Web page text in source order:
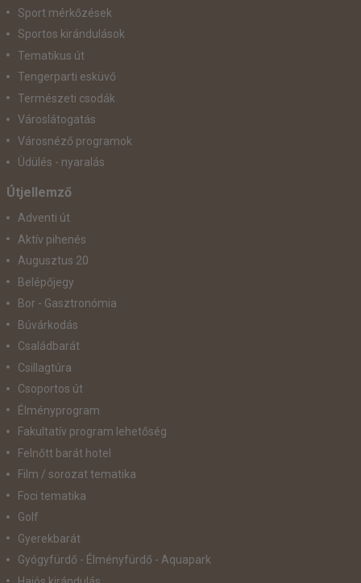
Sport mérkőzések
Sportos kirándulások
Tematikus út
Tengerparti esküvő
Természeti csodák
Városlátogatás
Városnéző programok
Üdülés - nyaralás
Útjellemző
Adventi út
Aktív pihenés
Augusztus 20
Belépőjegy
Bor - Gasztronómia
Búvárkodás
Családbarát
Csillagtúra
Csoportos út
Élményprogram
Fakultatív program lehetőség
Felnőtt barát hotel
Film / sorozat tematika
Foci tematika
Golf
Gyerekbarát
Gyógyfürdő - Élményfürdő - Aquapark